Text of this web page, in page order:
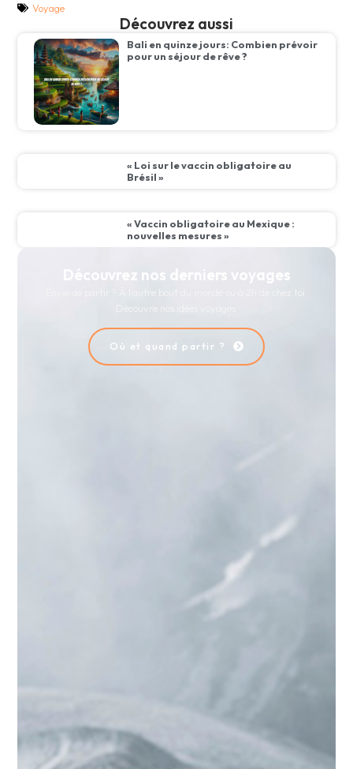
Découvrez aussi
Bali en quinze jours: Combien prévoir
pour un séjour de rêve ?
« Loi sur le vaccin obligatoire au
Brésil »
« Vaccin obligatoire au Mexique :
nouvelles mesures »
Découvrez nos derniers voyages
Découvre nos idées voyages.
Où et quand partir ?
Voyage